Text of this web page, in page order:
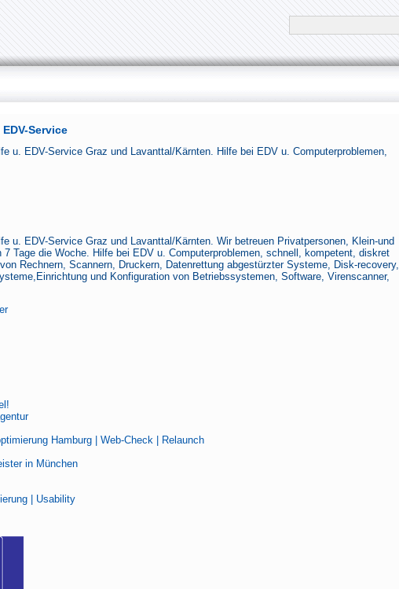
Service
u. EDV-Service Graz und Lavanttal/Kärnten. Hilfe bei EDV u. Computerproblemen,
u. EDV-Service Graz und Lavanttal/Kärnten. Wir betreuen Privatpersonen, Klein-und
Tage die Woche. Hilfe bei EDV u. Computerproblemen, schnell, kompetent, diskret
Rechnern, Scannern, Druckern, Datenrettung abgestürzter Systeme, Disk-recovery,
und Konfiguration von Betriebssystemen, Software, Virenscanner,
Hamburg | Web-Check | Relaunch
in München
| Usability